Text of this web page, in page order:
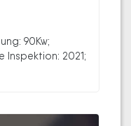
90Kw;
Inspektion: 2021;